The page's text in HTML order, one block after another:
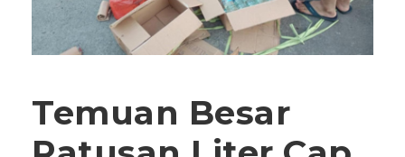
Temuan Besar